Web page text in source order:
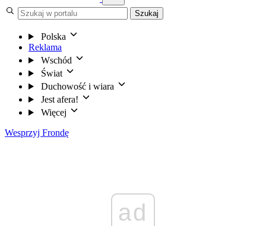
Szukaj
Polska
Reklama
Wschód
Świat
Duchowość i wiara
Jest afera!
Więcej
Wesprzyj Frondę
ad